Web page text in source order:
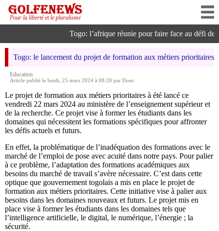
Pour la liberté et le pluralisme
Togo: l’afrique réunie pour faire face au défi de
Togo: le lancement du projet de formation aux métiers prioritaires
Education
Article publié le lundi, 25 mars 2024 à 08:20 par Doso
Le projet de formation aux métiers prioritaires à été lancé ce
vendredi 22 mars 2024 au ministère de l’enseignement supérieur et
de la recherche. Ce projet vise à former les étudiants dans les
domaines qui nécessitent les formations spécifiques pour affronter
les défis actuels et futurs.
En effet, la problématique de l’inadéquation des formations avec le
marché de l’emploi de pose avec acuité dans notre pays. Pour palier
à ce problème, l’adaptation des formations académiques aux
besoins du marché de travail s’avère nécessaire. C’est dans cette
optique que gouvernement togolais a mis en place le projet de
formation aux métiers prioritaires. Cette initiative vise à palier aux
besoins dans les domaines nouveaux et futurs. Le projet mis en
place vise à former les étudiants dans les domaines tels que
l’intelligence artificielle, le digital, le numérique, l’énergie ; la
sécurité.